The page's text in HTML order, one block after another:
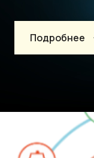
Подробнее